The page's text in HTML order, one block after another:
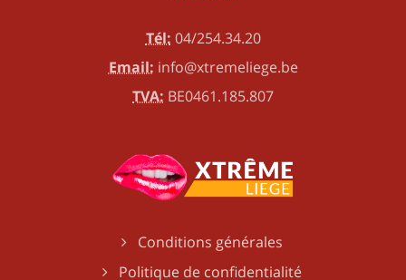
Tél: 04/254.34.20
Email: info@xtremeliege.be
TVA: BE0461.185.807
Conditions générales
Politique de confidentialité